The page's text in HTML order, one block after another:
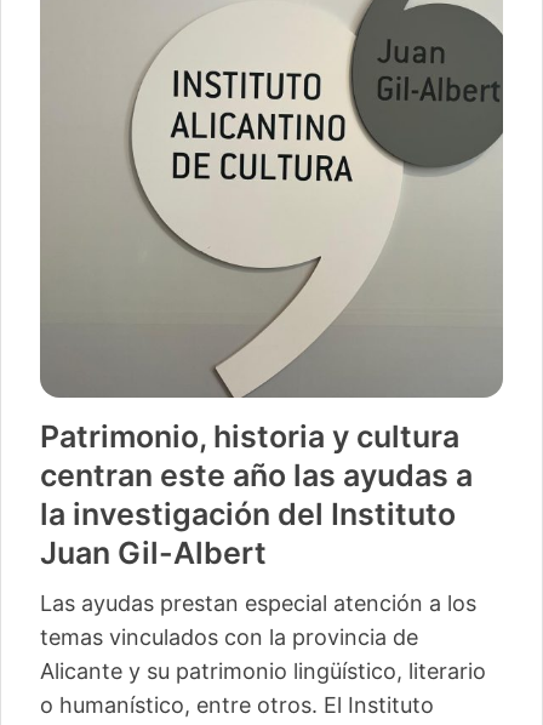
Patrimonio, historia y cultura
centran este año las ayudas a
la investigación del Instituto
Juan Gil-Albert
Las ayudas prestan especial atención a los
temas vinculados con la provincia de
Alicante y su patrimonio lingüístico, literario
o humanístico, entre otros. El Instituto